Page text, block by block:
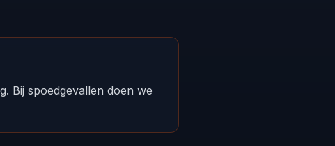
Bij spoedgevallen doen we